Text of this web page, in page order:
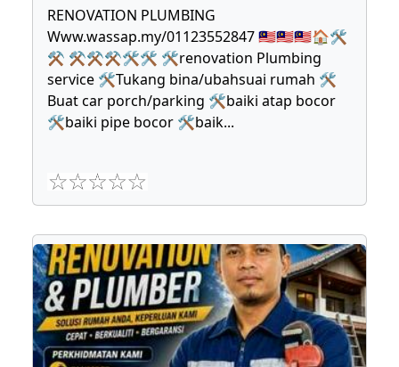
RENOVATION PLUMBING
Www.wassap.my/01123552847 🇲🇾🇲🇾🇲🇾🏠🛠
⚒ ⚒⚒⚒🛠🛠 🛠renovation Plumbing
service 🛠Tukang bina/ubahsuai rumah 🛠
Buat car porch/parking 🛠baiki atap bocor
🛠baiki pipe bocor 🛠baik...